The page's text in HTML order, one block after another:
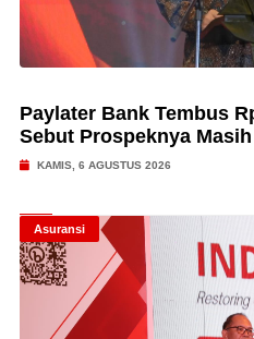
Paylater Bank Tembus
Sebut Prospeknya
KAMIS, 6 AGUSTUS 2026
Asuransi